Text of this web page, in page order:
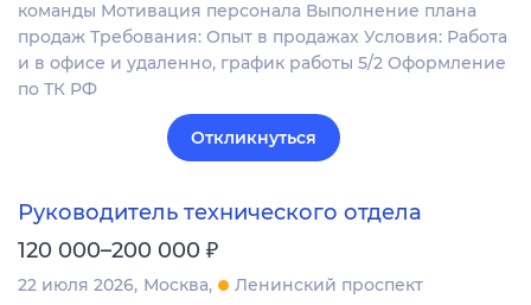
команды Мотивация персонала Выполнение плана
продаж Требования: Опыт в продажах Условия: Работа
и в офисе и удаленно, график работы 5/2 Оформление
по ТК РФ
Откликнуться
Руководитель технического отдела
120 000–200 000 ₽
22 июля 2026 Москва
Ленинский проспект